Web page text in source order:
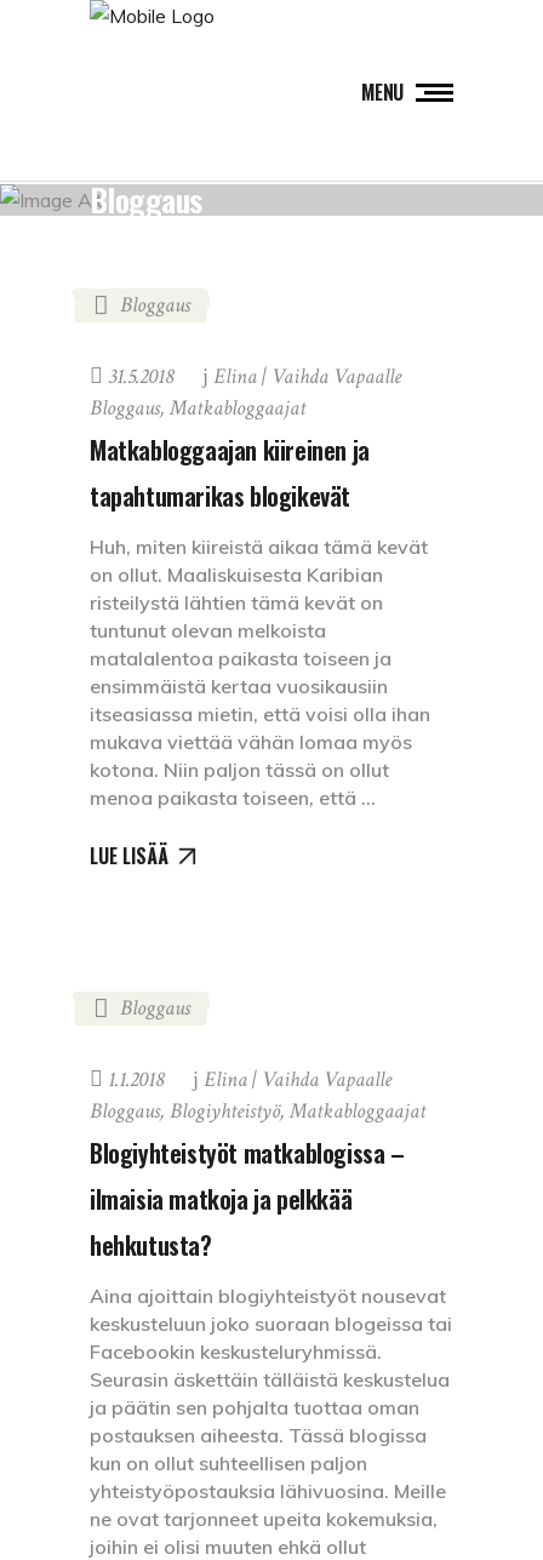
MENU
Bloggaus
Bloggaus
31.5.2018
Elina | Vaihda Vapaalle
Bloggaus,Matkabloggaajat
Matkabloggaajan kiireinen ja
tapahtumarikas blogikevät
Huh, miten kiireistä aikaa tämä kevät
on ollut. Maaliskuisesta Karibian
risteilystä lähtien tämä kevät on
tuntunut olevan melkoista
matalalentoa paikasta toiseen ja
ensimmäistä kertaa vuosikausiin
itseasiassa mietin, että voisi olla ihan
mukava viettää vähän lomaa myös
kotona. Niin paljon tässä on ollut
menoa paikasta toiseen, että
LUE LISÄÄ
Bloggaus
1.1.2018
Elina | Vaihda Vapaalle
Bloggaus, Blogiyhteistyö,Matkabloggaajat
Blogiyhteistyöt matkablogissa –
ilmaisia matkoja ja pelkkää
hehkutusta?
Aina ajoittain blogiyhteistyöt nousevat
keskusteluun joko suoraan blogeissa tai
Facebookin keskusteluryhmissä.
Seurasin äskettäin tälläistä keskustelua
ja päätin sen pohjalta tuottaa oman
postauksen aiheesta. Tässä blogissa
kun on ollut suhteellisen paljon
yhteistyöpostauksia lähivuosina. Meille
ne ovat tarjonneet upeita kokemuksia,
joihin ei olisi muuten ehkä ollut